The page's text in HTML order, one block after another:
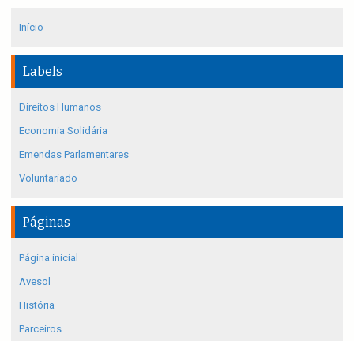
Início
Labels
Direitos Humanos
Economia Solidária
Emendas Parlamentares
Voluntariado
Páginas
Página inicial
Avesol
História
Parceiros